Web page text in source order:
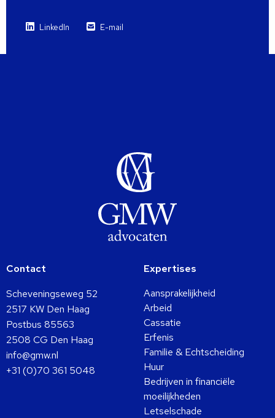
LinkedIn E-mail
Contact
Scheveningseweg 52
2517 KW Den Haag
Postbus 85563
2508 CG Den Haag
info@gmw.nl
+31 (0)70 361 5048
Expertises
Aansprakelijkheid
Arbeid
Cassatie
Erfenis
Familie & Echtscheiding
Huur
Bedrijven in financiële
moeilijkheden
Letselschade